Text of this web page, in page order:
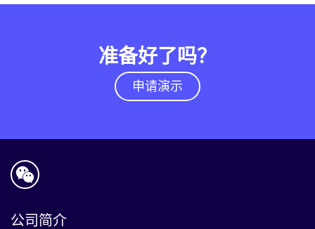
准备好了吗？
申请演示
公司简介